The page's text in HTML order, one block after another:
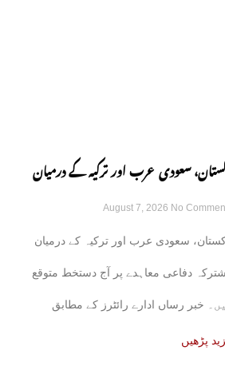
سعودی عرب اور ترکیہ کے درمیان
دفاعی معاہدہ آج متوقع
August 7, 2026 No
سعودی عرب اور ترکیہ کے درمیان
دفاعی معاہدے پر آج دستخط متوقع
خبر رساں ادارے رائٹرز کے مطابق
ذرائع نے بتایا
پڑھیں